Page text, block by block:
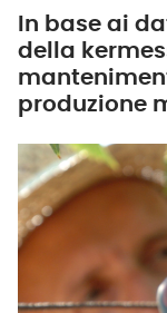
In base ai
della
produzione